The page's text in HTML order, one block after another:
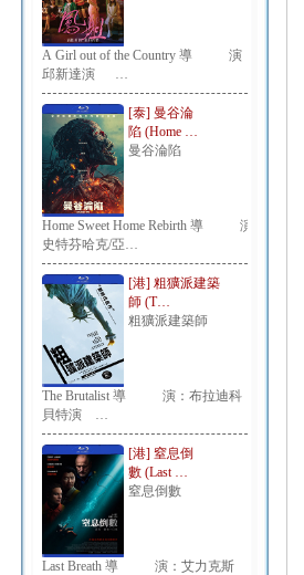
A Girl out of the Country 導 演：
邱新達演 …
[泰] 曼谷淪
陷 (Home …
曼谷淪陷
Home Sweet Home Rebirth 導 演：
史特芬哈克/亞…
[港] 粗獷派建築
師 (T…
粗獷派建築師
The Brutalist 導 演：布拉迪科
貝特演 …
[港] 窒息倒
數 (Last …
窒息倒數
Last Breath 導 演：艾力克斯